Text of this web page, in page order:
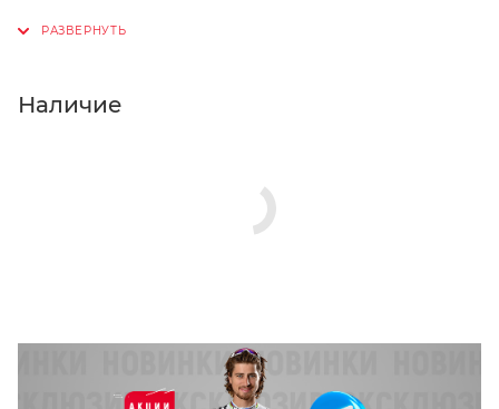
Нажмите кнопку «Оформить заказ».
Наличие